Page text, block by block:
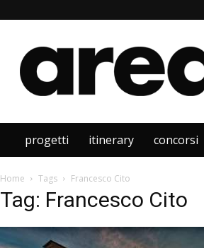
Area
progetti itinerary concorsi
Home Tags Francesco Cito
Tag: Francesco Cito